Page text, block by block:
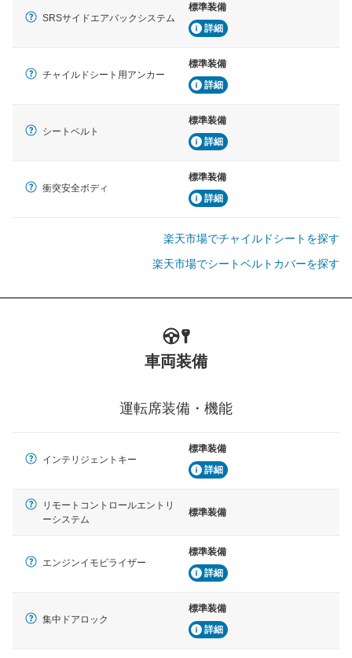
SRSサイドエアバックシステム
標準装備
詳細
チャイルドシート用アンカー
標準装備
詳細
シートベルト
標準装備
詳細
衝突安全ボディ
標準装備
詳細
楽天市場でチャイルドシートを探す
楽天市場でシートベルトカバーを探す
車両装備
運転席装備・機能
インテリジェントキー
標準装備
詳細
リモートコントロールエントリ
ーシステム
標準装備
エンジンイモビライザー
標準装備
詳細
集中ドアロック
標準装備
詳細